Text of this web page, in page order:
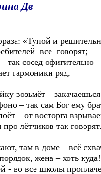
Дв
«Тупой и
все говорят;
так сосед офигительно
гармоники ряд,
возьмёт –
– так сам Бог ему
– от восторга
про лётчиков так говорят.
там в доме – всё
жена – хоть куда!
- во все школы